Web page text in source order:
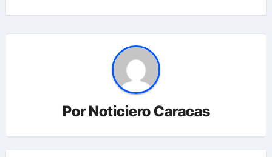
PorNoticiero Caracas